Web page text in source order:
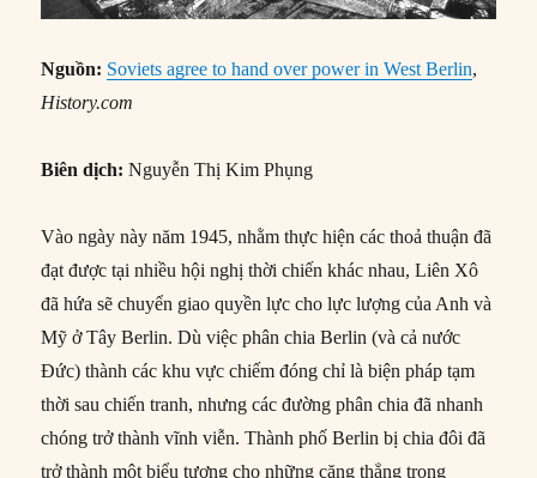
Nguồn: Soviets agree to hand over power in West Berlin,
History.com
Biên dịch: Nguyễn Thị Kim Phụng
Vào ngày này năm 1945, nhằm thực hiện các thoả thuận đã
đạt được tại nhiều hội nghị thời chiến khác nhau, Liên Xô
đã hứa sẽ chuyển giao quyền lực cho lực lượng của Anh và
Mỹ ở Tây Berlin. Dù việc phân chia Berlin (và cả nước
Đức) thành các khu vực chiếm đóng chỉ là biện pháp tạm
thời sau chiến tranh, nhưng các đường phân chia đã nhanh
chóng trở thành vĩnh viễn. Thành phố Berlin bị chia đôi đã
trở thành một biểu tượng cho những căng thẳng trong